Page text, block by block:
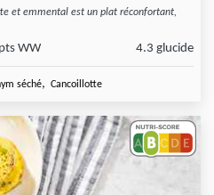
et emmental est un plat réconfortant,
WW 4.3 glucide
séché, Cancoillotte